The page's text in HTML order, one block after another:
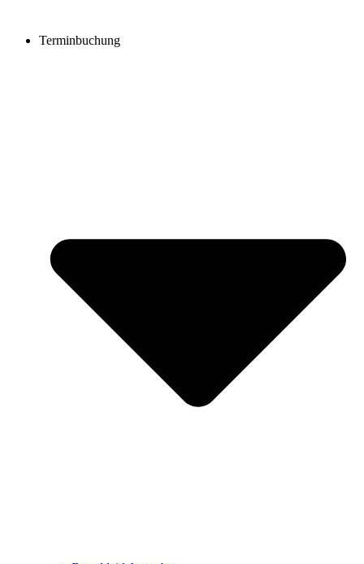
Terminbuchung